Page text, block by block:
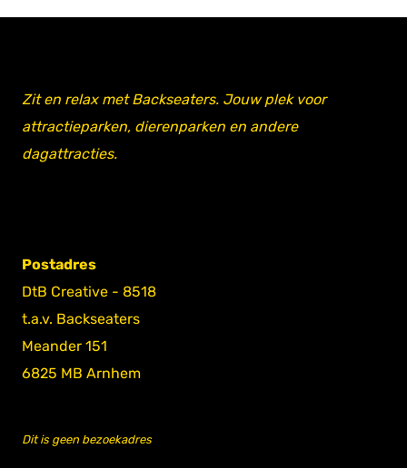
Zit en relax met Backseaters. Jouw plek voor
attractieparken, dierenparken en andere
dagattracties.
Postadres
DtB Creative - 8518
t.a.v. Backseaters
Meander 151
6825 MB Arnhem
Dit is geen bezoekadres